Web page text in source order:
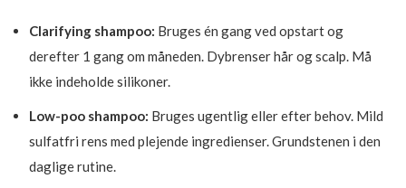
Clarifying shampoo: Bruges én gang ved opstart og
derefter 1 gang om måneden. Dybrenser hår og scalp. Må
ikke indeholde silikoner.
Low-poo shampoo: Bruges ugentlig eller efter behov. Mild
sulfatfri rens med plejende ingredienser. Grundstenen i den
daglige rutine.